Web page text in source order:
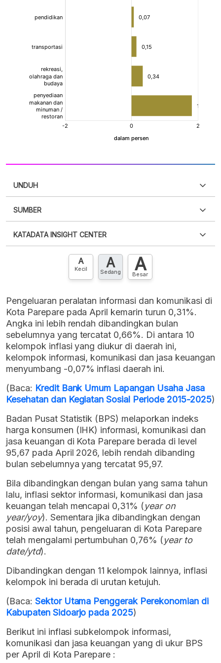
UNDUH
XLS
SUMBER
punya akun?Silakan Daftar sekarang
KATADATA INSIGHT CENTER
Hubungi sekarang »
A
Kecil A
Sedang A
Besar
Pengeluaran peralatan informasi dan komunikasi di
Kota Parepare pada April kemarin turun 0,31%.
Angka ini lebih rendah dibandingkan bulan
sebelumnya yang tercatat 0,66%. Di antara 10
kelompok inflasi yang diukur di daerah ini,
kelompok informasi, komunikasi dan jasa keuangan
menyumbang -0,07% inflasi daerah ini.
(Baca: Kredit Bank Umum Lapangan Usaha Jasa
Kesehatan dan Kegiatan Sosial Periode 2015-2025)
Badan Pusat Statistik (BPS) melaporkan indeks
harga konsumen (IHK) informasi, komunikasi dan
jasa keuangan di Kota Parepare berada di level
95,67 pada April 2026, lebih rendah dibanding
bulan sebelumnya yang tercatat 95,97.
Bila dibandingkan dengan bulan yang sama tahun
lalu, inflasi sektor informasi, komunikasi dan jasa
keuangan telah mencapai 0,31% (year on
year/yoy). Sementara jika dibandingkan dengan
posisi awal tahun, pengeluaran di Kota Parepare
telah mengalami pertumbuhan 0,76% (year to
date/ytd).
Dibandingkan dengan 11 kelompok lainnya, inflasi
kelompok ini berada di urutan ketujuh.
(Baca: Sektor Utama Penggerak Perekonomian di
Kabupaten Sidoarjo pada 2025)
Berikut ini inflasi subkelompok informasi,
komunikasi dan jasa keuangan yang di ukur BPS
per April di Kota Parepare :